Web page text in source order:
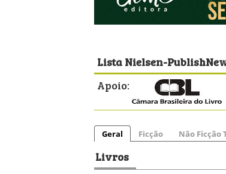
Lista Nielsen-
Apoio:
Geral Ficção Não Ficção
Livros